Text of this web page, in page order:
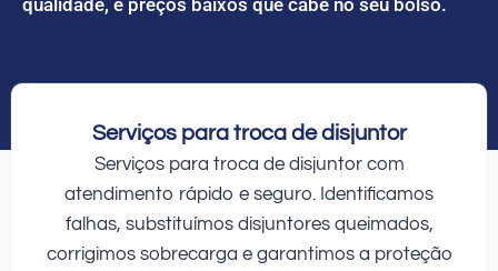
Serviços para troca de disjuntor
Serviços para troca de disjuntor com
atendimento rápido e seguro. Identificamos
falhas, substituímos disjuntores queimados,
corrigimos sobrecarga e garantimos a proteção